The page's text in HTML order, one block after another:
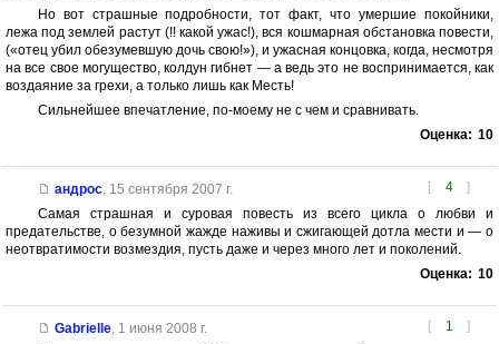
Но вот страшные подробности, тот факт, что умершие покойники,
лежа под землей растут (!! какой ужас!), вся кошмарная обстановка повести,
(«отец убил обезумевшую дочь свою!»), и ужасная концовка, когда, несмотря
на все свое могущество, колдун гибнет — а ведь это не воспринимается, как
воздаяние за грехи, а только лишь как Месть!
Сильнейшее впечатление, по-моему не с чем и сравнивать.
Оценка: 10
[ 4 ]
андрос, 15 сентября 2007 г.
Самая страшная и суровая повесть из всего цикла о любви и
предательстве, о безумной жажде наживы и сжигающей дотла мести и — о
неотвратимости возмездия, пусть даже и через много лет и поколений.
Оценка: 10
[ 1 ]
Gabrielle, 1 июня 2008 г.